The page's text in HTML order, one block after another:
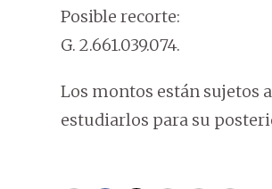
Posible recorte:
G. 2.661.039.074.
Los montos están sujetos
estudiarlos para su